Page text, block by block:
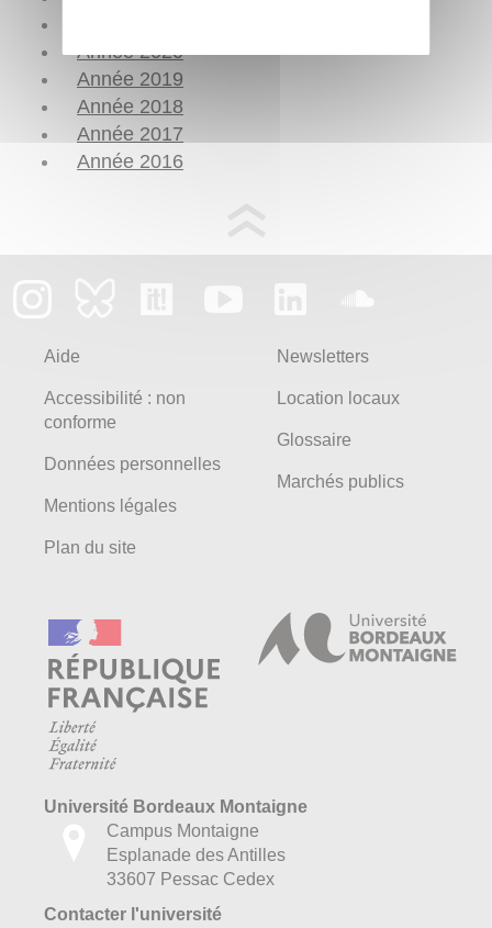
Année 2020
Année 2019
Année 2018
Année 2017
Année 2016
Aide
Accessibilité : non
conforme
Données personnelles
Mentions légales
Plan du site
Newsletters
Location locaux
Glossaire
Marchés publics
Université Bordeaux Montaigne
Campus Montaigne
Esplanade des Antilles
33607 Pessac Cedex
Contacter l'université